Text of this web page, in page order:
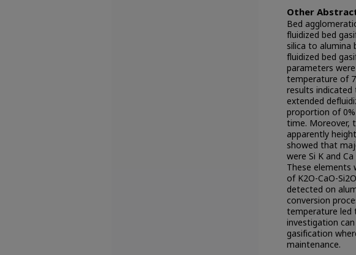
Other
Bed
fluidized bed
silica to alumina
fluidized bed
parameters
temperature of
results indicated
extended
proportion of
time. Moreover,
apparently
showed that
were Si K and
These elements
of K2O-CaO-
detected on
conversion
temperature led
investigation
gasification
maintenance.